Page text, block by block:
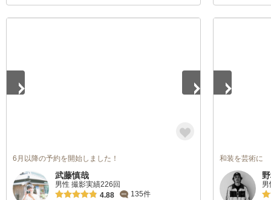
6月以降の予約を開始しました！
武藤慎哉
男性 撮影実績226回
4.88
135件
和装を芸術に